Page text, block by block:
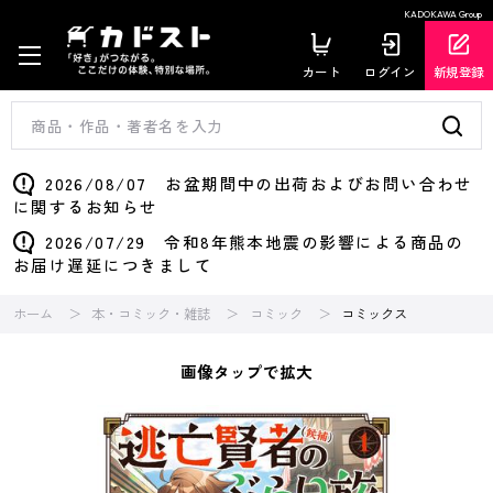
KADOKAWA Group
カート ログイン 新規登録
2026/08/07 お盆期間中の出荷およびお問い合わせ
に関するお知らせ
2026/07/29 令和8年熊本地震の影響による商品の
お届け遅延につきまして
ホーム 本・コミック・雑誌 コミック コミックス
画像タップで拡大